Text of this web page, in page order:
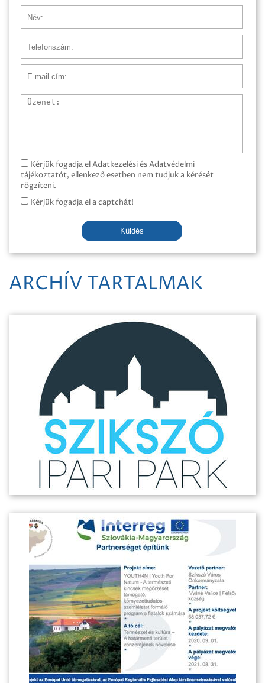
Üzenet
Kérjük fogadja el Adatkezelési és Adatvédelmi
tájékoztatót, ellenkező esetben nem tudjuk a kérését
rögzíteni.
Kérjük fogadja el a captchát!
Küldés
ARCHÍV TARTALMAK